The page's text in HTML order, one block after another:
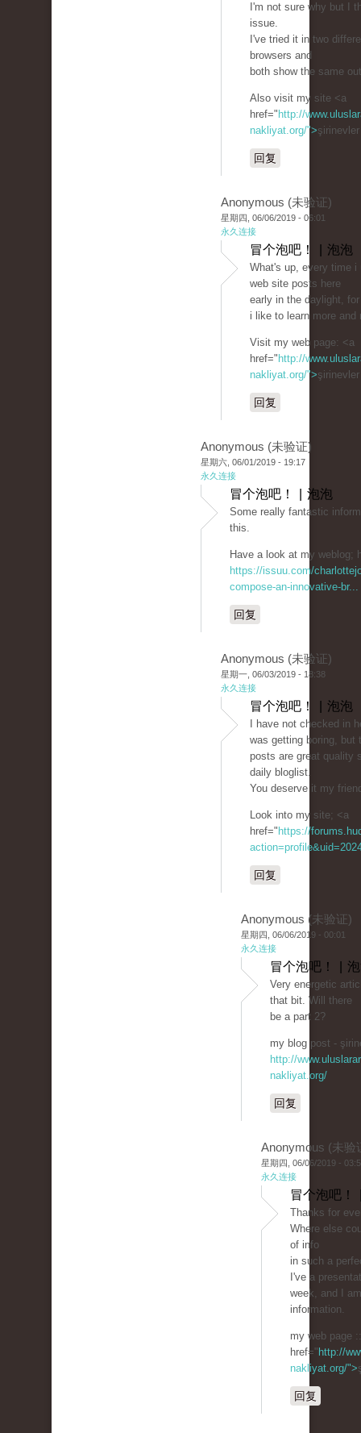
I'm not sure why but I
issue.
I've tried it in two
browsers and
both show the same
Also visit my site <a
href=" http://
nakliyat.org/">
回复
Anonymous (未验证)
星期四, 06/06/2019 - 06:01
永久连接
冒个泡吧！ | 泡泡
What's up, every time i
web site posts here
early in the daylight,
i like to learn more and
Visit my web page: <a
href=" http://
nakliyat.org/">
回复
Anonymous (未验证)
星期六, 06/01/2019 - 19:17
永久连接
冒个泡吧！ | 泡泡
Some really fantastic
this.
Have a look at my weblog;
https://issuu.com/
compose-an-innovative-br...
回复
Anonymous (未验证)
星期一, 06/03/2019 - 18:38
永久连接
冒个泡吧！ | 泡泡
I have not checked in
was getting boring, but
posts are great quality
daily bloglist.
You deserve it my
Look into my site; <a
href=" https://
回复
Anonymous (未验证)
星期四, 06/06/2019 - 00:01
永久连接
冒个泡吧！ |
Very energetic
that bit. Will there
be a part 2?
my blog post -
http://
nakliyat.org/
回复
Anonymous (未验
星期四, 06/06/2019 -
永久连接
冒个泡吧！
Thanks for
Where else
of info
in such a
I've a
week, and I
information.
my web page
href=" http://
nakliyat.org/">
回复